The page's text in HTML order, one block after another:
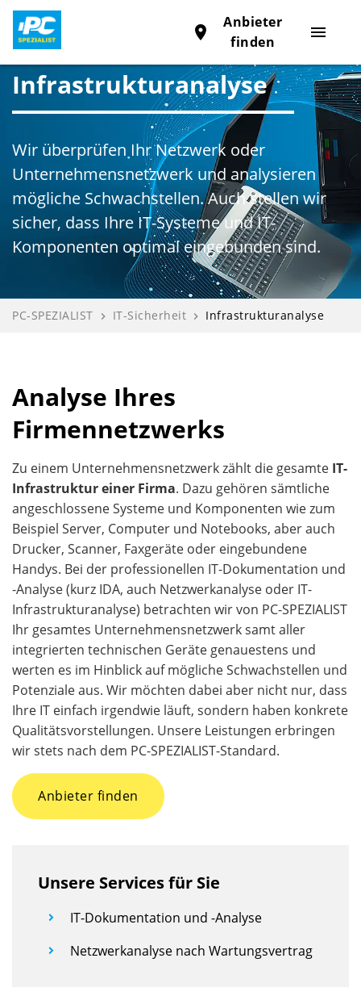
menu
place
Anbieter
finden
Infrastrukturanalyse
Wir überprüfen Ihr Netzwerk oder
Unternehmensnetzwerk und analysieren
mögliche Schwachstellen. Auch stellen wir
sicher, dass Ihre IT-Systeme und IT-
Komponenten optimal eingebunden sind.
PC-SPEZIALIST navigate_next IT-Sicherheit navigate_next Infrastrukturanalyse
Analyse Ihres
Firmennetzwerks
Zu einem Unternehmensnetzwerk zählt die gesamte IT-
Infrastruktur einer Firma. Dazu gehören sämtliche
angeschlossene Systeme und Komponenten wie zum
Beispiel Server, Computer und Notebooks, aber auch
Drucker, Scanner, Faxgeräte oder eingebundene
Handys. Bei der professionellen IT-Dokumentation und
-Analyse (kurz IDA, auch Netzwerkanalyse oder IT-
Infrastrukturanalyse) betrachten wir von PC-SPEZIALIST
Ihr gesamtes Unternehmensnetzwerk samt aller
integrierten technischen Geräte genauestens und
werten es im Hinblick auf mögliche Schwachstellen und
Potenziale aus. Wir möchten dabei aber nicht nur, dass
Ihre IT einfach irgendwie läuft, sondern haben konkrete
Qualitätsvorstellungen. Unsere Leistungen erbringen
wir stets nach dem PC-SPEZIALIST-Standard.
Anbieter finden
Unsere Services für Sie
IT-Dokumentation und -Analyse
Netzwerkanalyse nach Wartungsvertrag